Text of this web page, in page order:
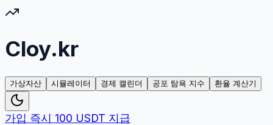
Cloy.kr
가상자산 시뮬레이터 경제 캘린더 공포 탐욕 지수 환율 계산기
가입 즉시 100 USDT 지급